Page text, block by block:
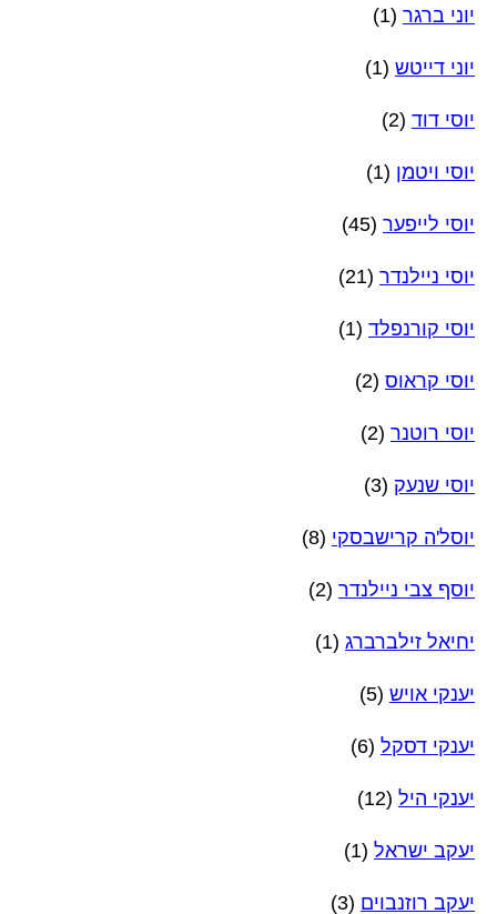
יוני ברגר (1)
יוני דייטש (1)
יוסי דוד (2)
יוסי ויטמן (1)
יוסי לייפער (45)
יוסי ניילנדר (21)
יוסי קורנפלד (1)
יוסי קראוס (2)
יוסי רוטנר (2)
יוסי שנעק (3)
יוסל'ה קרישבסקי (8)
יוסף צבי ניילנדר (2)
יחיאל זילברברג (1)
יענקי אויש (5)
יענקי דסקל (6)
יענקי היל (12)
יעקב ישראל (1)
יעקב רוזנבוים (3)